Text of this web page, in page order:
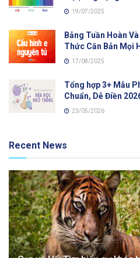
19/07/2025
Bảng Tuần Hoàn
Thức Căn Bản Mọi
17/08/2025
Tổng hợp 3+ Mẫu
Chuẩn, Dễ Điền
23/05/2026
Recent News